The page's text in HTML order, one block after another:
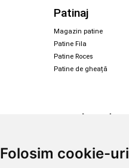
Folosim cookie-uri
Patinaj
Magazin patine
Patine Fila
Patine Roces
Patine de gheață
Snowboard
Echipament snowboard
Legături Rome SDS